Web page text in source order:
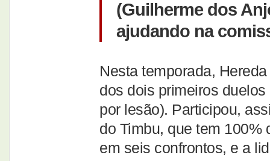
(Guilherme dos
ajudando na
Nesta temporada,
dos dois primeiros
por lesão). Participou,
do Timbu, que tem 100%
em seis confrontos, e a